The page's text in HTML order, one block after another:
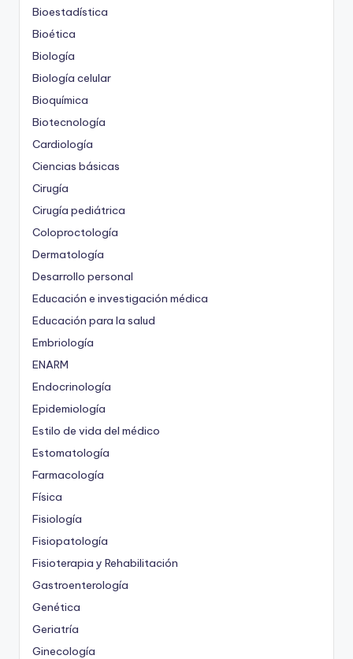
Bioestadística
Bioética
Biología
Biología celular
Bioquímica
Biotecnología
Cardiología
Ciencias básicas
Cirugía
Cirugía pediátrica
Coloproctología
Dermatología
Desarrollo personal
Educación e investigación médica
Educación para la salud
Embriología
ENARM
Endocrinología
Epidemiología
Estilo de vida del médico
Estomatología
Farmacología
Física
Fisiología
Fisiopatología
Fisioterapia y Rehabilitación
Gastroenterología
Genética
Geriatría
Ginecología